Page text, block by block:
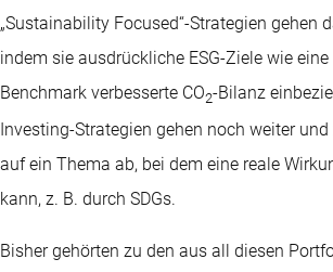
„Sustainability Focused“-Strategien gehen
indem sie ausdrückliche ESG-Ziele wie
Benchmark verbesserte CO2-Bilanz
Investing-Strategien gehen noch weiter und
auf ein Thema ab, bei dem eine reale
kann, z. B. durch SDGs.
Bisher gehörten zu den aus all diesen